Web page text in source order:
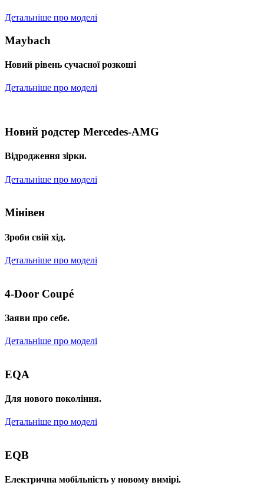
Детальніше про моделі
Maybach
Новий рівень сучасної розкоші
Детальніше про моделі
Новий родстер Mercedes-AMG
Відродження зірки.
Детальніше про моделі
Мінівен
Зроби свій хід.
Детальніше про моделі
4-Door Coupé
Заяви про себе.
Детальніше про моделі
EQA
Для нового покоління.
Детальніше про моделі
EQB
Електрична мобільність у новому вимірі.